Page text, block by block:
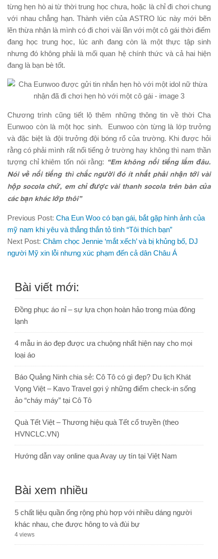
từng hẹn hò ai từ thời trung học chưa, hoặc là chỉ đi chơi chung
với nhau chẳng hạn. Thành viên của ASTRO lúc này mới bẽn
lẽn thừa nhận là mình có đi chơi vài lần với một cô gái thời điểm
đang học trung học, lúc anh đang còn là một thực tập sinh
nhưng đó không phải là mối quan hệ chính thức và cả hai hiện
đang là bạn bè tốt.
Chương trình cũng tiết lộ thêm những thông tin về thời Cha
Eunwoo còn là một học sinh. Eunwoo còn từng là lớp trưởng
và đặc biệt là đội trưởng đội bóng rổ của trường. Khi được hỏi
rằng có phải mình rất nổi tiếng ở trường hay không thì nam thần
tượng chỉ khiêm tốn nói rằng: “Em không nổi tiếng lắm đâu.
Nói về nổi tiếng thì chắc người đó ít nhất phải nhận tới vài
hộp socola chứ, em chỉ được vài thanh socola trên bàn của
các bạn khác lớp thôi”
Previous Post: Cha Eun Woo có bạn gái, bắt gặp hình ảnh của
mỹ nam khi yêu và thẳng thắn tỏ tình “Tôi thích bạn”
Next Post: Châm chọc Jennie ‘mắt xếch’ và bị khủng bố, DJ
người Mỹ xin lỗi nhưng xúc phạm đến cả dân Châu Á
Bài viết mới:
Đồng phục áo nỉ – sự lựa chọn hoàn hảo trong mùa đông
lạnh
4 mẫu in áo đẹp được ưa chuộng nhất hiện nay cho mọi
loại áo
Báo Quảng Ninh chia sẻ: Cô Tô có gì đẹp? Du lịch Khát
Vọng Việt – Kavo Travel gợi ý những điểm check-in sống
ảo “cháy máy” tại Cô Tô
Quà Tết Việt – Thương hiệu quà Tết cổ truyền (theo
HVNCLC.VN)
Hướng dẫn vay online qua Avay uy tín tại Việt Nam
Bài xem nhiều
5 chất liệu quần ống rộng phù hợp với nhiều dáng người
khác nhau, che được hông to và đùi bự
4 views